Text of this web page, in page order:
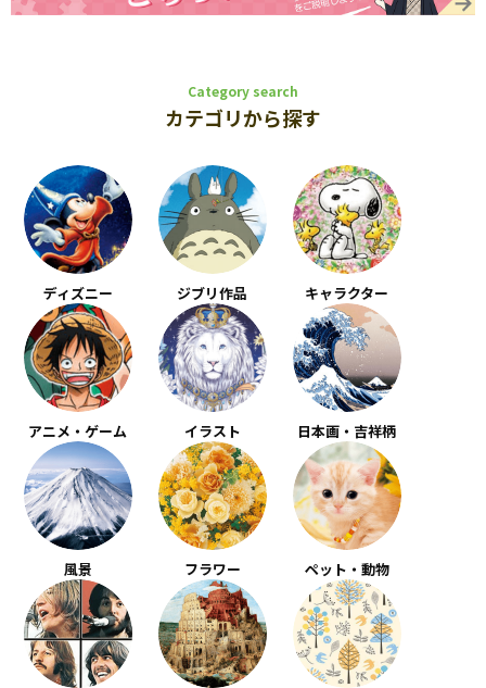
Category search
カテゴリから探す
ディズニー ジブリ作品 キャラクター
アニメ・ゲーム イラスト 日本画・吉祥柄
風景 フラワー ペット・動物